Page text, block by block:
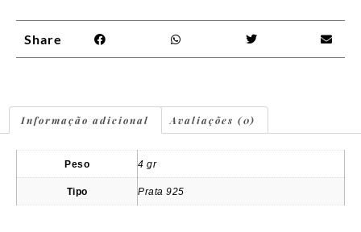
Share
Informação adicional Avaliações (0)
Peso 4 gr
Tipo Prata 925